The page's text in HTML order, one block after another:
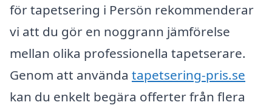
för tapetsering i Persön rekommenderar
vi att du gör en noggrann jämförelse
mellan olika professionella tapetserare.
Genom att använda tapetsering-pris.se
kan du enkelt begära offerter från flera